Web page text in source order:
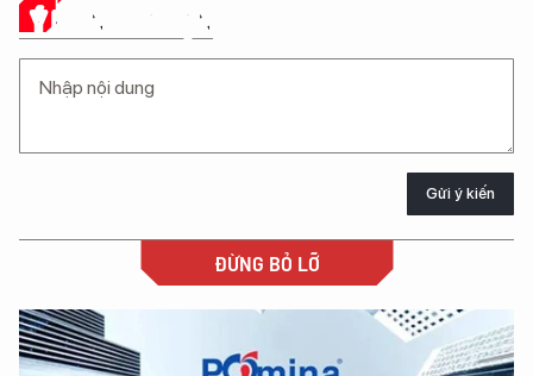
Ý KIẾN CỦA BẠN
Gửi ý kiến
ĐỪNG BỎ LỠ